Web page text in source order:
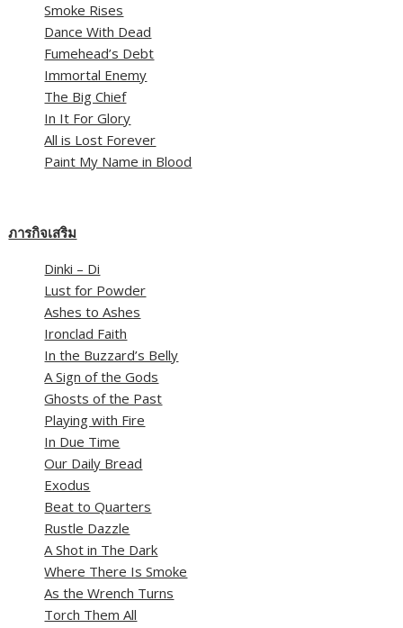
Smoke Rises
Dance With Dead
Fumehead’s Debt
Immortal Enemy
The Big Chief
In It For Glory
All is Lost Forever
Paint My Name in Blood
ภารกิจเสริม
Dinki – Di
Lust for Powder
Ashes to Ashes
Ironclad Faith
In the Buzzard’s Belly
A Sign of the Gods
Ghosts of the Past
Playing with Fire
In Due Time
Our Daily Bread
Exodus
Beat to Quarters
Rustle Dazzle
A Shot in The Dark
Where There Is Smoke
As the Wrench Turns
Torch Them All